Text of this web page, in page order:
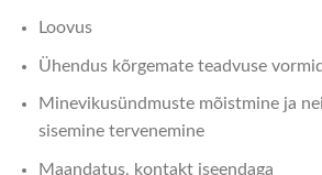
Loovus
Ühendus kõrgemate teadvuse
Minevikusündmuste mõistmine ja
sisemine tervenemine
Maandatus, kontakt iseendaga